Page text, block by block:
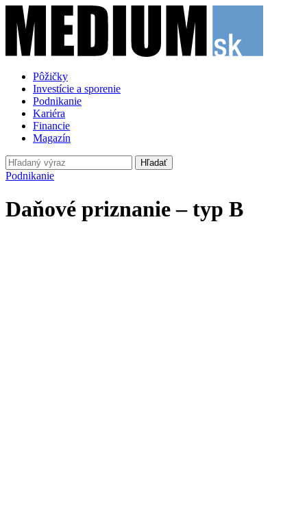
Pôžičky
Investície a sporenie
Podnikanie
Kariéra
Financie
Magazín
Hľadať
Podnikanie
Daňové priznanie – typ B